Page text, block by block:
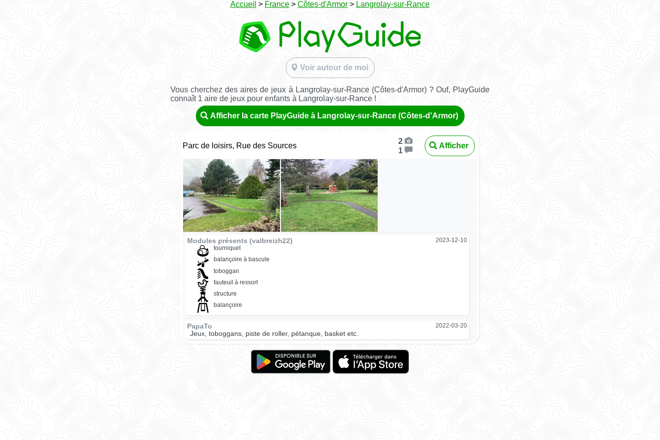
Accueil > France > Côtes-d'Armor > Langrolay-sur-Rance
Voir autour de moi
Vous cherchez des aires de jeux à Langrolay-sur-Rance (Côtes-d'Armor) ? Ouf, PlayGuide
connaît 1 aire de jeux pour enfants à Langrolay-sur-Rance !
Afficher la carte PlayGuide à Langrolay-sur-Rance (Côtes-d'Armor)
Parc de loisirs, Rue des Sources
2
1
Afficher
Modules présents (valbreizh22) 2023-12-10
tourniquet
balançoire à bascule
toboggan
fauteuil à ressort
structure
balançoire
PapaTo 2022-03-20
Jeux, toboggans, piste de roller, pétanque, basket etc.